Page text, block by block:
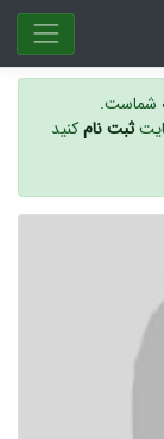
شماست.
ثبت نامکنید